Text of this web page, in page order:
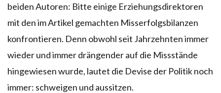
beiden Autoren: Bitte einige Erziehungsdirektoren
mit den im Artikel gemachten Misserfolgsbilanzen
konfrontieren. Denn obwohl seit Jahrzehnten immer
wieder und immer drängender auf die Missstände
hingewiesen wurde, lautet die Devise der Politik noch
immer: schweigen und aussitzen.